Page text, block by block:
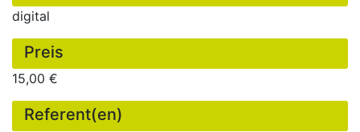
digital
Preis
15,00 €
Referent(en)